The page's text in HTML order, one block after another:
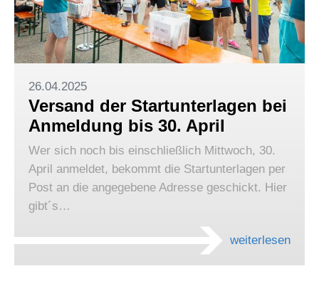
26.04.2025
Versand der Startunterlagen bei
Anmeldung bis 30. April
Wer sich noch bis einschließlich Mittwoch, 30.
April anmeldet, bekommt die Startunterlagen per
Post an die angegebene Adresse geschickt. Hier
gibt´s…
weiterlesen